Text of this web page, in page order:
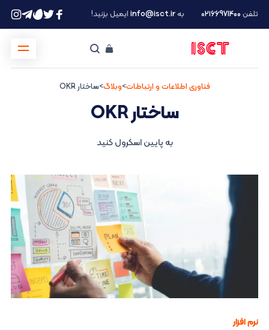
تلفن ۰۲۱66971400 بهinfo@isct.irایمیل بزنید!
فناوری اطلاعات و ارتباطات>وبلاگ>ساختار OKR
ساختار OKR
به پایین اسکرول کنید
نرم افزار